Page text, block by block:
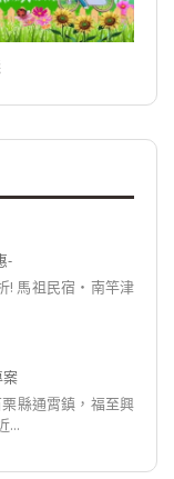
-
! 馬祖民宿‧南竿津
案
縣通霄鎮，福至興
...